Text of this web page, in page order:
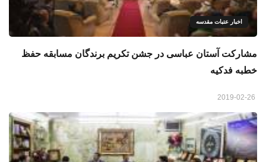
اخبار عتبات مقدسه
مشارکت آستان عباسی در جشن تکریم برندگان مسابقه حفظ
خطبه فدکیه